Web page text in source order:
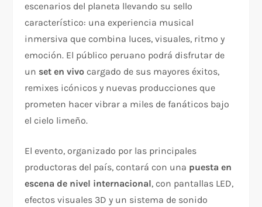
escenarios del planeta llevando su sello
característico: una experiencia musical
inmersiva que combina luces, visuales, ritmo y
emoción. El público peruano podrá disfrutar de
un set en vivo cargado de sus mayores éxitos,
remixes icónicos y nuevas producciones que
prometen hacer vibrar a miles de fanáticos bajo
el cielo limeño.
El evento, organizado por las principales
productoras del país, contará con una puesta en
escena de nivel internacional, con pantallas LED,
efectos visuales 3D y un sistema de sonido